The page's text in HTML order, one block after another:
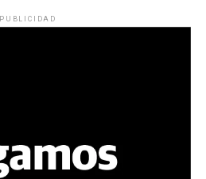
PUBLICIDAD